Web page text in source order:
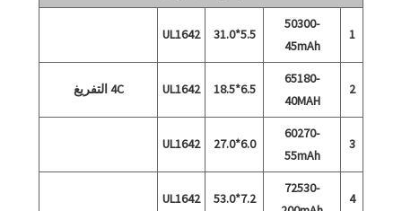
1
50300-
45mAh
5.5*31.0
UL1642
2
65180-
40MAH
6.5*18.5
UL1642 4C التفريغ
3
60270-
55mAh
6.0*27.0
UL1642
4
72530-
7.2*53.0
UL1642